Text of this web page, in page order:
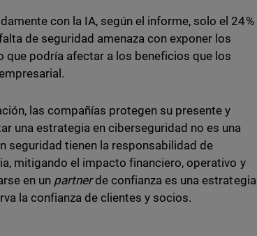
con la IA, según el informe, solo el 24%
de seguridad amenaza con exponer los
podría afectar a los beneficios que los
las compañías protegen su presente y
una estrategia en ciberseguridad no es una
seguridad tienen la responsabilidad de
mitigando el impacto financiero, operativo y
en un partnerde confianza es una estrategia
la confianza de clientes y socios.